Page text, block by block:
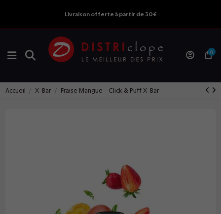
Livraison offerte à partir de 30€
0
Accueil X-Bar Fraise Mangue - Click & Puff X-Bar